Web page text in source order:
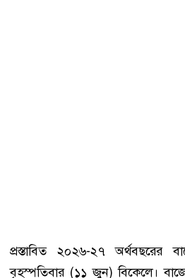
প্রস্তাবিত ২০২৬-২৭ অর্থবছরের
বৃহস্পতিবার (১১ জুন) বিকেলে।